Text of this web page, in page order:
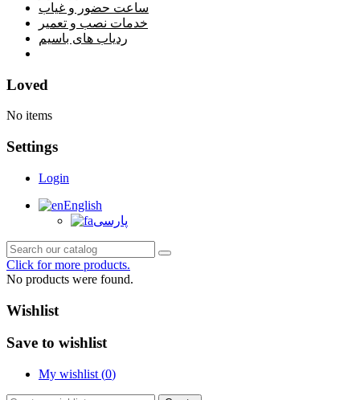
ساعت حضور و غیاب
خدمات نصب و تعمیر
ردیاب های باسیم
Loved
No items
Settings
Login
English
پارسی
Click for more products.
No products were found.
Wishlist
Save to wishlist
My wishlist (0)